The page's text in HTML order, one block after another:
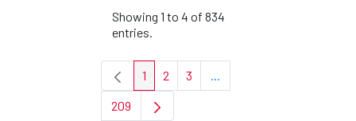
Showing 1 to 4 of 834
entries.
Page
1 Page
2 Page
3 ...Intermediate Pages Use
Page
209